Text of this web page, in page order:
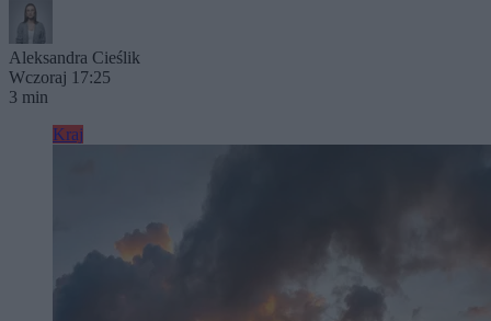
Aleksandra Cieślik
Wczoraj 17:25
3 min
Kraj